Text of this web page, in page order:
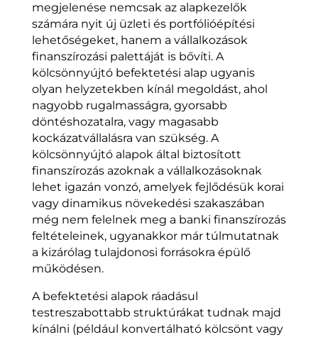
megjelenése nemcsak az alapkezelők
számára nyit új üzleti és portfólióépítési
lehetőségeket, hanem a vállalkozások
finanszírozási palettáját is bővíti. A
kölcsönnyújtó befektetési alap ugyanis
olyan helyzetekben kínál megoldást, ahol
nagyobb rugalmasságra, gyorsabb
döntéshozatalra, vagy magasabb
kockázatvállalásra van szükség. A
kölcsönnyújtó alapok által biztosított
finanszírozás azoknak a vállalkozásoknak
lehet igazán vonzó, amelyek fejlődésük korai
vagy dinamikus növekedési szakaszában
még nem felelnek meg a banki finanszírozás
feltételeinek, ugyanakkor már túlmutatnak
a kizárólag tulajdonosi forrásokra épülő
működésen.
A befektetési alapok ráadásul
testreszabottabb struktúrákat tudnak majd
kínálni (például konvertálható kölcsönt vagy